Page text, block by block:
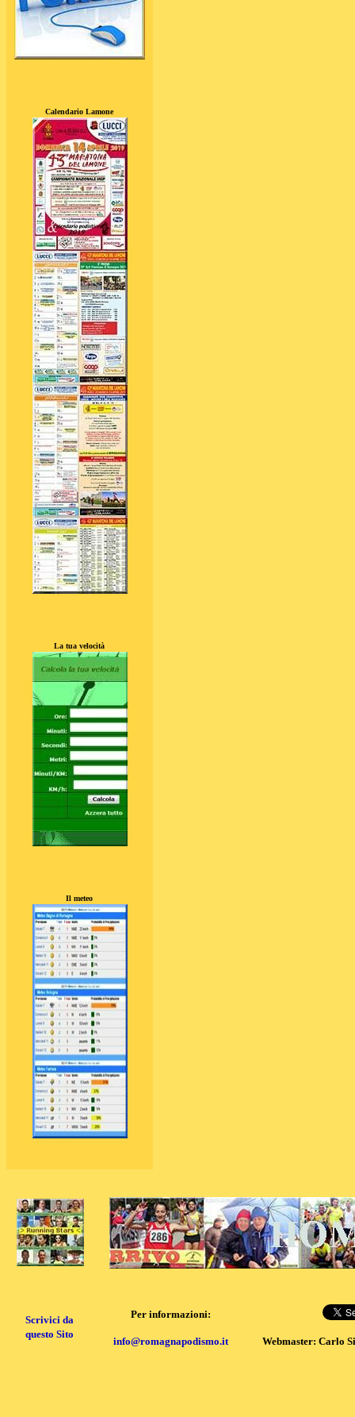
Calendario Lamone
La tua velocità
Il meteo
Scrivici da
questo Sito
Per informazioni:
info@romagnapodismo.it Webmaster: Carlo